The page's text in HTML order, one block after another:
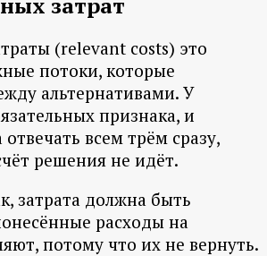
(relevant costs) это
потоки, которые
альтернативами. У
признака, и
всем трём сразу,
решения не идёт.
затрата должна быть
расходы на
потому что их не вернуть.